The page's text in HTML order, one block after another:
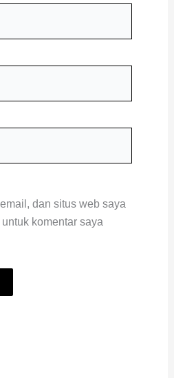
dan situs web saya
komentar saya